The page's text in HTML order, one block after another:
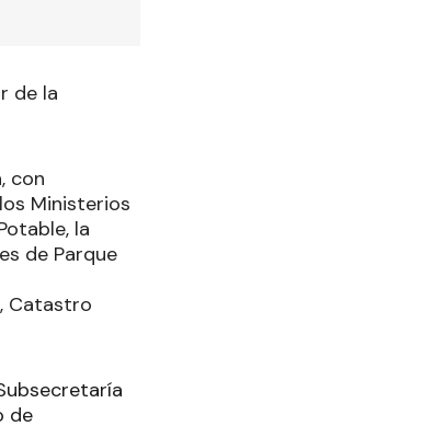
de la
con
Ministerios
la
de Parque
Catastro
de